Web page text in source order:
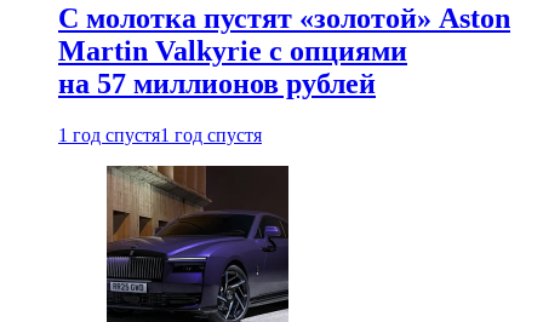
С молотка пустят «золотой» Aston
Martin Valkyrie с опциями
на 57 миллионов рублей
1 год спустя1 год спустя